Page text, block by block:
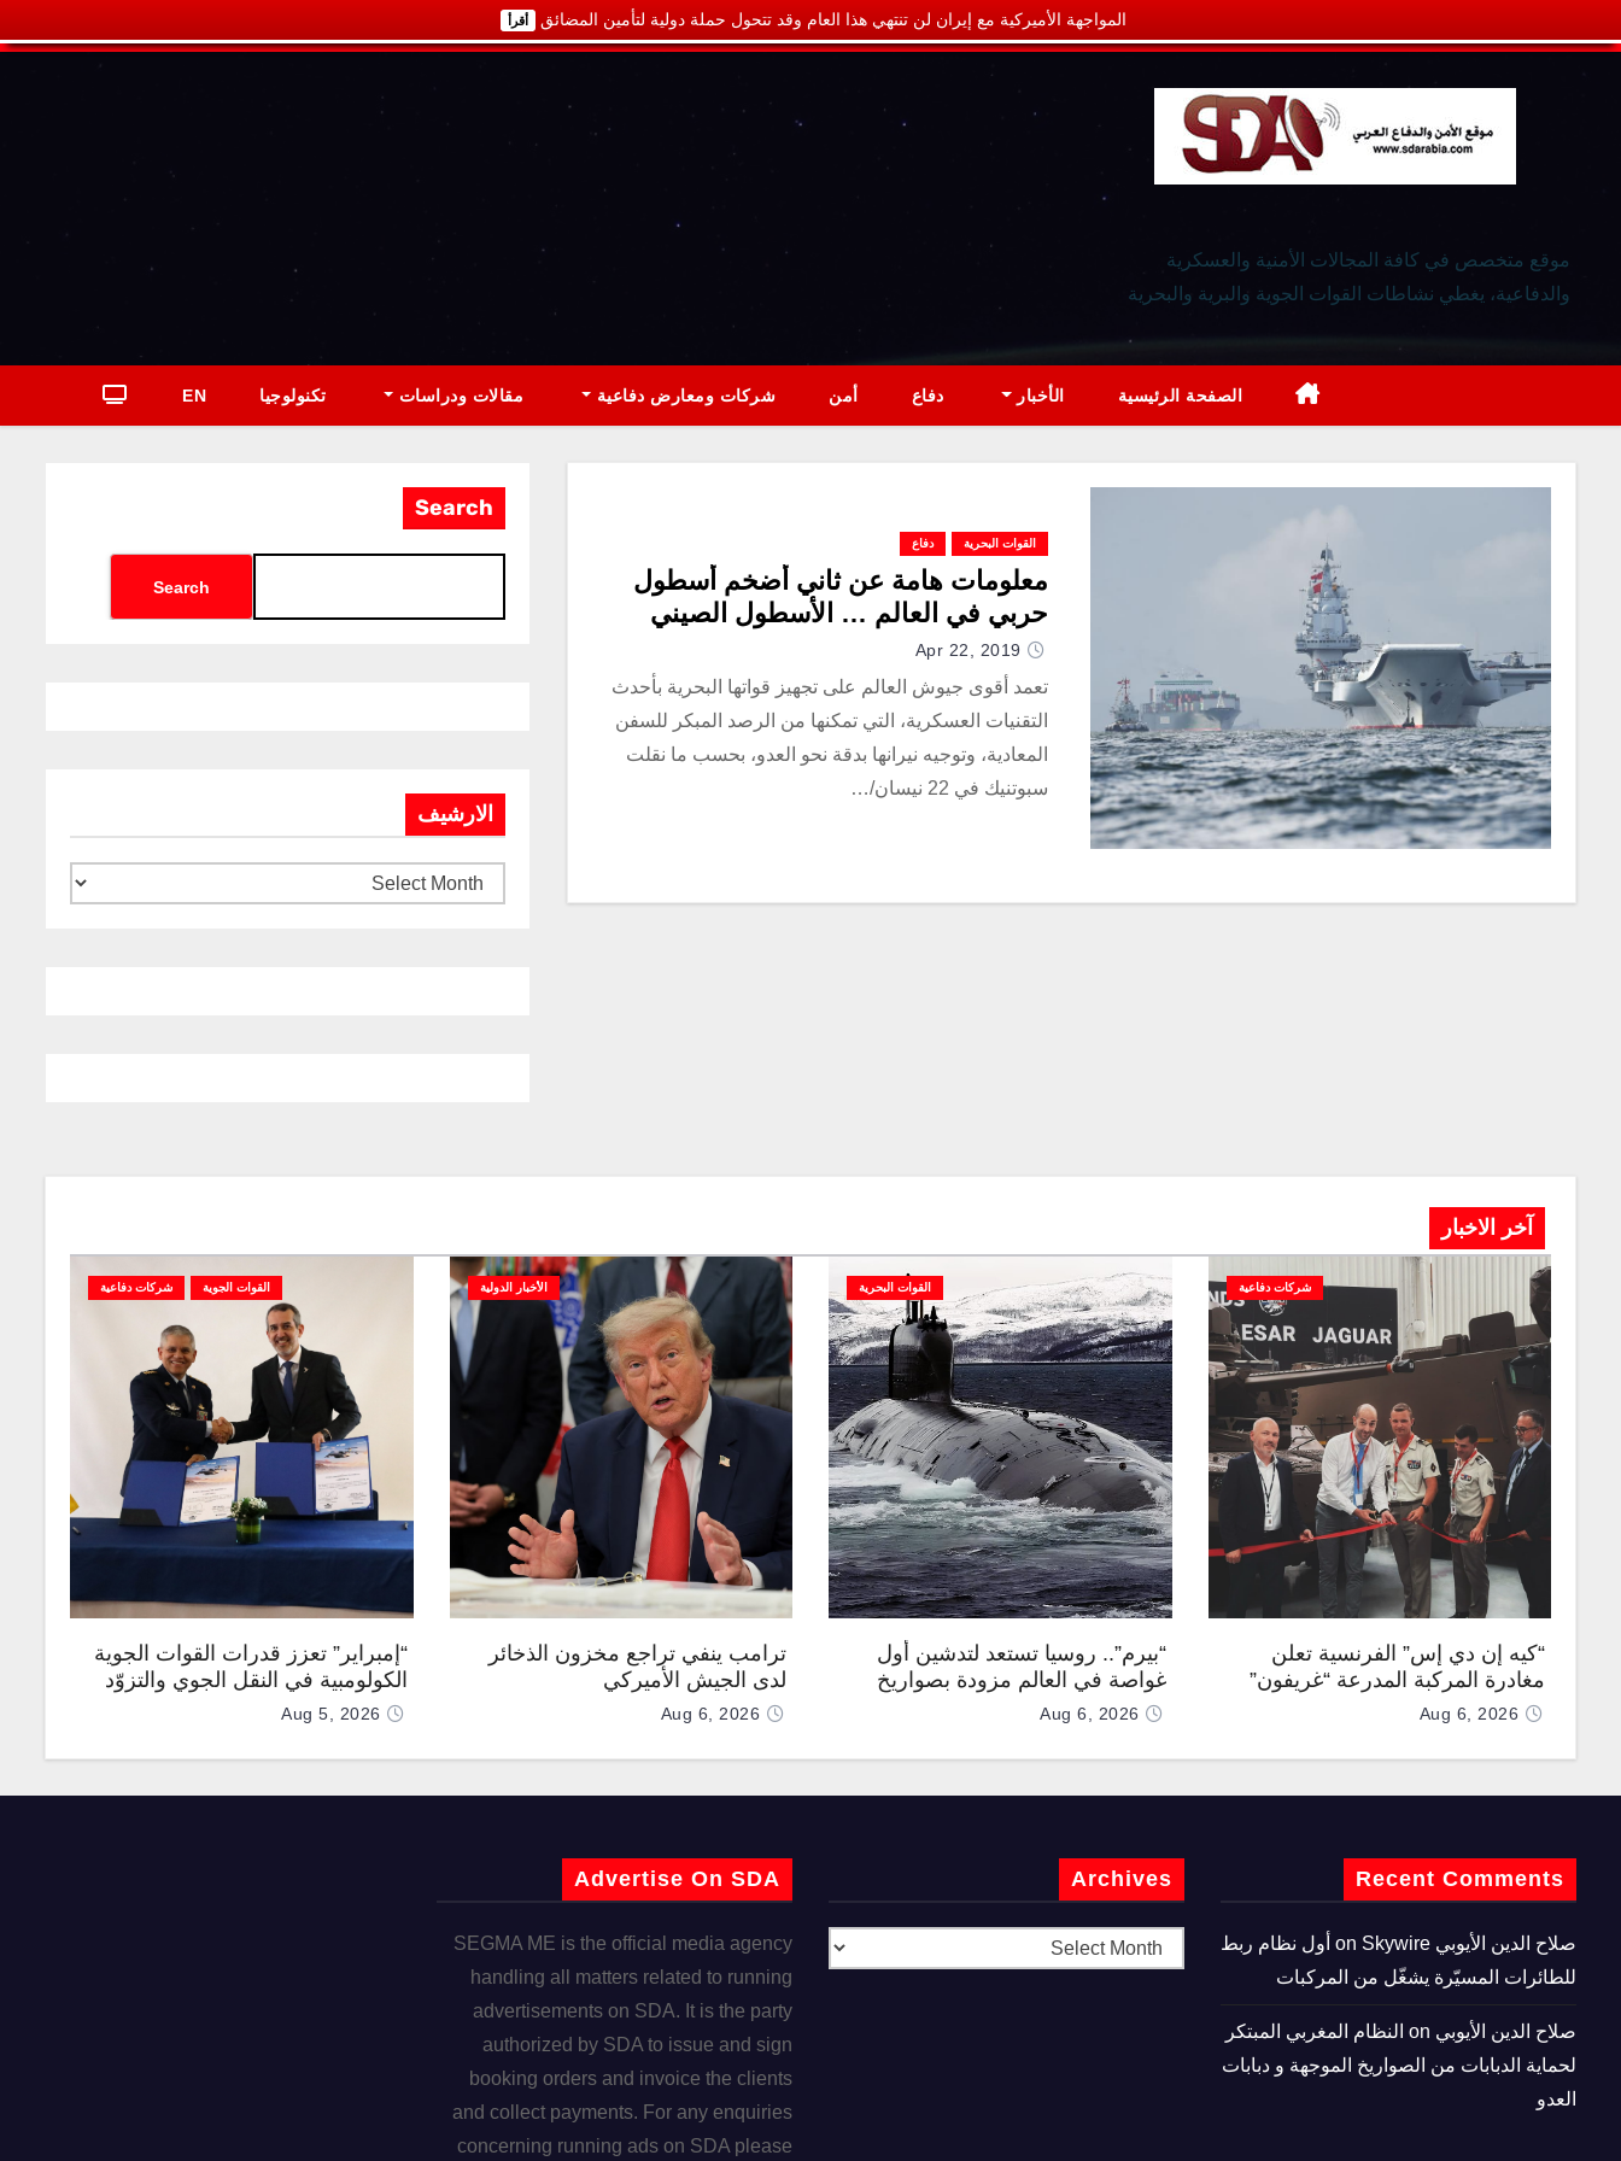
المواجهة الأميركية مع إيران لن تنتهي هذا العام وقد تتحول حملة دولية لتأمين المضائق أقرأ
موقع متخصص في كافة المجالات الأمنية والعسكرية
والدفاعية، يغطي نشاطات القوات الجوية والبرية والبحرية
الصفحة الرئيسية الأخبار دفاع أمن شركات ومعارض دفاعية مقالات ودراسات تكنولوجيا EN
القوات البحرية دفاع
معلومات هامة عن ثاني أضخم أسطول
حربي في العالم … الأسطول الصيني
Apr 22, 2019
تعمد أقوى جيوش العالم على تجهيز قواتها البحرية بأحدث
التقنيات العسكرية، التي تمكنها من الرصد المبكر للسفن
المعادية، وتوجيه نيرانها بدقة نحو العدو، بحسب ما نقلت
سبوتنيك في 22 نيسان/…
Search
Search
الارشيف
آخر الاخبار
شركات دفاعية
“كيه إن دي إس” الفرنسية تعلن
مغادرة المركبة المدرعة “غريفون”
رقم 1000 لخط الإنتاجAug 6, 2026
القوات البحرية
“بيرم”.. روسيا تستعد لتدشين أول
غواصة في العالم مزودة بصواريخ
كروز فرط صوتية
Aug 6, 2026
الأخبار الدولية
ترامب ينفي تراجع مخزون الذخائر
لدى الجيش الأميركي
Aug 6, 2026
القوات الجوية شركات دفاعية
“إمبراير” تعزز قدرات القوات الجوية
الكولومبية في النقل الجوي والتزوّد
بالوقود جوًا من خلال تزويدها بطائرتي
Aug 5, 2026
Recent Comments
صلاح الدين الأيوبي
Skywire أول نظام ربط
للطائرات المسيّرة يشغّل من المركبات
صلاح الدين الأيوبي
النظام المغربي المبتكر
لحماية الدبابات من الصواريخ الموجهة و دبابات
العدو
Archives
Advertise On SDA
SEGMA ME is the official media agency
handling all matters related to running
advertisements on SDA. It is the party
authorized by SDA to issue and sign
booking orders and invoice the clients
and collect payments. For any enquiries
concerning running ads on SDA please